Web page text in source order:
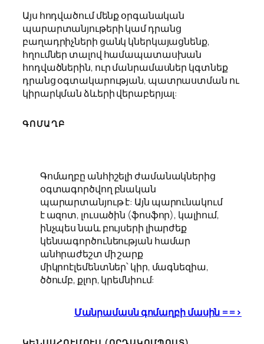
Այս հոդվածում մենք օրգանական
պարարտանյութերի կամ դրանց
բաղադրիչների ցանկ կներկայացնենք,
հղումներ տալով համապատասխան
հոդվածներին, ուր մանրամասներ կգտնեք
դրանց օգտակարության, պատրաստման ու
կիրարկման ձևերի վերաբերյալ:
ԳՈՄԱՂԲ
Գոմաղբը անհիշելի ժամանակներից
օգտագործվող բնական
պարարտանյութ է: Այն պարունակում
է ազոտ, լուսածին (ֆոսֆոր), կալիում,
ինչպես նաև բույսերի լիարժեք
կենսագործունեության համար
անհրաժեշտ մի շարք
միկրոէլեմենտներ՝ կիր, մագնեզիա,
ծծումբ, քլոր, կրեմնիում:
Մանրամասն գոմաղբի մասին ==>